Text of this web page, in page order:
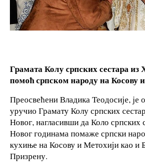
Грамата Колу српских сестара из
помоћ српском народу на Косову
Преосвећени Владика Теодосије, је
уручио Грамату Колу српских
Новог, нагласивши да Коло српских
Новог годинама помаже српски
кухиње на Косову и Метохији као и
Призрену.